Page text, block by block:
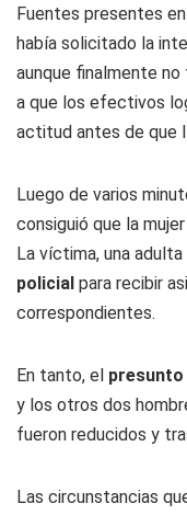
Fuentes presentes
había solicitado la
aunque finalmente
a que los efectivos
actitud antes de que
Luego de varios
consiguió que la
La víctima, una
policial para recibir
correspondientes.
En tanto, el
y los otros dos
fueron reducidos y
Las circunstancias